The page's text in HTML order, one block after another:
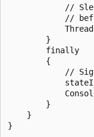
//
//
        }
        finally
        {
//
        }
    }